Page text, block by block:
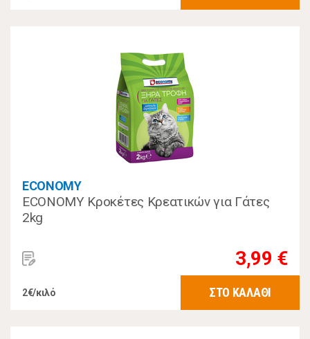
ECONOMY
ECONOMY Κροκέτες Κρεατικών για Γάτες
2kg
3,99 €
2€/κιλό ΣΤΟ ΚΑΛΑΘΙ